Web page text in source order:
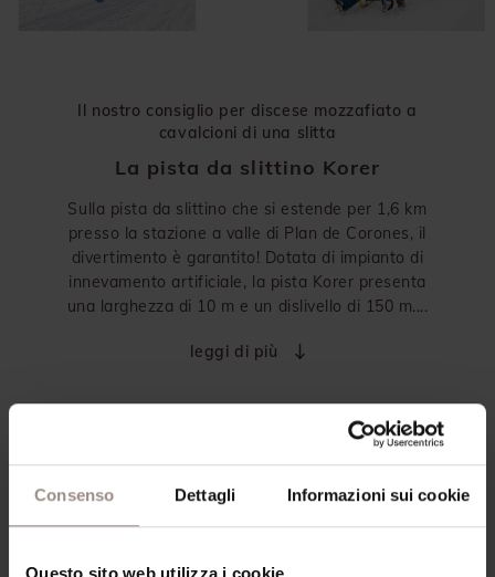
Consenso Dettagli Informazioni sui cookie
Il nostro consiglio per discese mozzafiato a
cavalcioni di una slitta
La pista da slittino Korer
Sulla pista da slittino che si estende per 1,6 km
presso la stazione a valle di Plan de Corones, il
divertimento è garantito! Dotata di impianto di
innevamento artificiale, la pista Korer presenta
una larghezza di 10 m e un dislivello di 150 m....
leggi di più